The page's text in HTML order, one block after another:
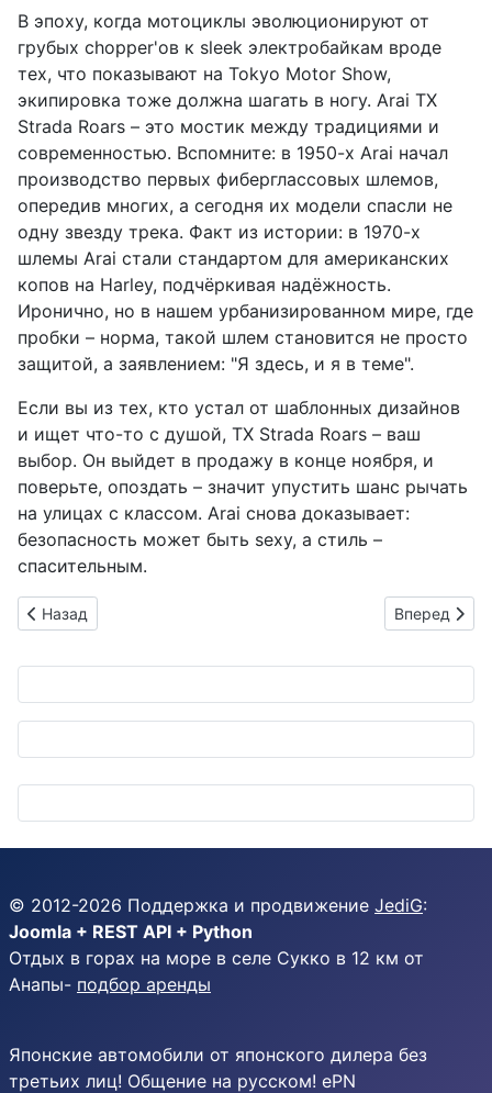
В эпоху, когда мотоциклы эволюционируют от
грубых chopper'ов к sleek электробайкам вроде
тех, что показывают на Tokyo Motor Show,
экипировка тоже должна шагать в ногу. Arai TX
Strada Roars – это мостик между традициями и
современностью. Вспомните: в 1950-х Arai начал
производство первых фиберглассовых шлемов,
опередив многих, а сегодня их модели спасли не
одну звезду трека. Факт из истории: в 1970-х
шлемы Arai стали стандартом для американских
копов на Harley, подчёркивая надёжность.
Иронично, но в нашем урбанизированном мире, где
пробки – норма, такой шлем становится не просто
защитой, а заявлением: "Я здесь, и я в теме".
Если вы из тех, кто устал от шаблонных дизайнов
и ищет что-то с душой, TX Strada Roars – ваш
выбор. Он выйдет в продажу в конце ноября, и
поверьте, опоздать – значит упустить шанс рычать
на улицах с классом. Arai снова доказывает:
безопасность может быть sexy, а стиль –
спасительным.
Предыдущий: Toyota учит японцев ездить без машин:
Назад Следующий:
Вперед
© 2012-2026 Поддержка и продвижение JediG:
Joomla + REST API + Python
Отдых в горах на море в селе Сукко в 12 км от
Анапы- подбор аренды
Японские автомобили от японского дилера без
третьих лиц! Общение на русском! ePN